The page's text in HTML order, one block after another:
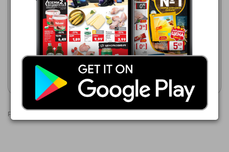
Т Маркет
11.08.2026 - 17.08.2026
Лютеница BULCONS
Покажи брошурата
Т Маркет
04.08.2026 - 10.08.2026
1,39 €
Лютеница ОЛИНЕЗА
Покажи брошурата
Реклами